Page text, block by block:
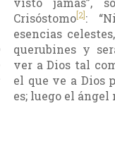
Crisóstomo[2]:
esencias
querubines y
ver a Dios tal
el que ve a Dios
es; luego el ángel